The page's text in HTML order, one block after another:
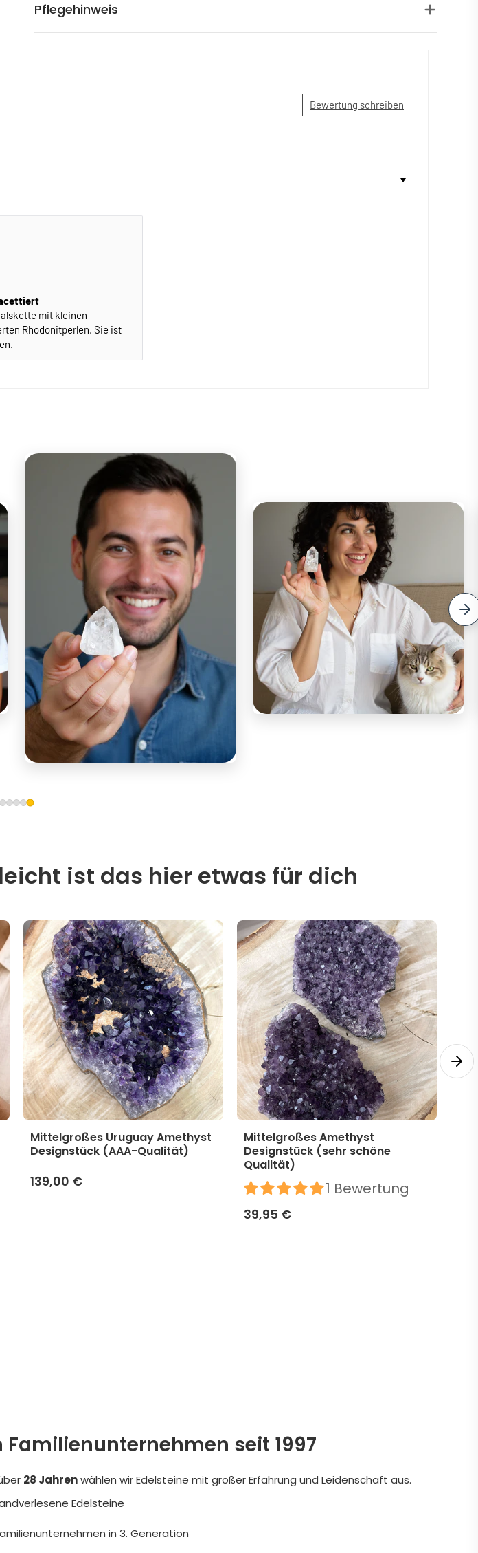
Pflegehinweis
Bewertung schreiben
mit kleinen
Rhodonitperlen. Sie ist
ist das hier etwas für dich
Mittelgroßes Uruguay Amethyst
Designstück (AAA-Qualität)
139,00 €
Mittelgroßes Amethyst
Designstück (sehr schöne
Qualität)
1 Bewertung
39,95 €
Familienunternehmen seit 1997
28 Jahrenwählen wir Edelsteine mit großer Erfahrung und Leidenschaft aus.
Edelsteine
in 3. Generation